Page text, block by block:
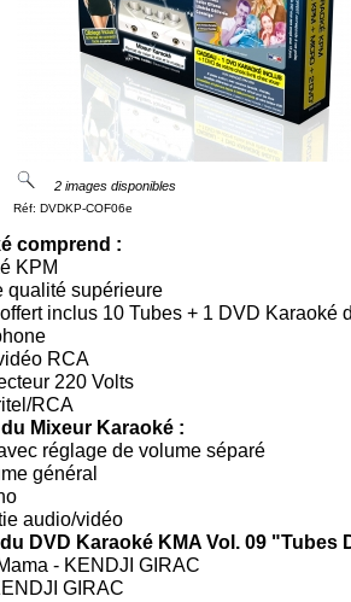
2 images disponibles
Réf: DVDKP-COF06e
comprend :
KPM
qualité supérieure
inclus 10 Tubes + 1 DVD Karaoké
RCA
220 Volts
RCA
Mixeur Karaoké :
réglage de volume séparé
général
audio/vidéo
DVD Karaoké KMA Vol. 09
- KENDJI GIRAC
GIRAC